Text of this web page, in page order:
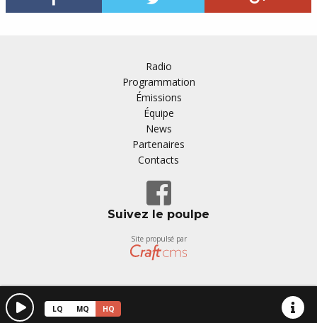
LQ MQ HQ
Radio
Programmation
Émissions
Équipe
News
Partenaires
Contacts
Suivez le poulpe
Site propulsé par